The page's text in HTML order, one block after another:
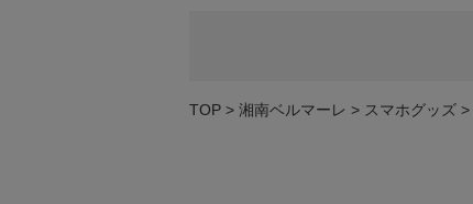
TOP 湘南ベルマーレ スマホグッズ